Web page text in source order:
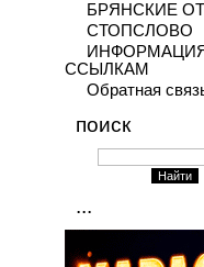
БРЯНСКИЕ
СТОПСЛОВО
ССЫЛКАМ
Обратная
поиск
...